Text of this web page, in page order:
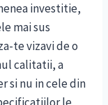
investitie,
mai sus
te vizavi de o
calitatii, a
si nu in cele din